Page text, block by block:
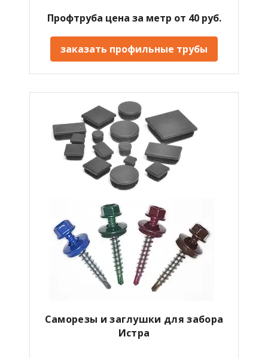
Профтруба цена за метр от 40 руб.
заказать профильные трубы
Саморезы и заглушки для забора
Истра